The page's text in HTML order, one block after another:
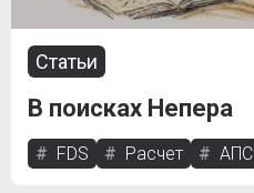
Статьи
В поисках Непера
FDS Расчет АПС